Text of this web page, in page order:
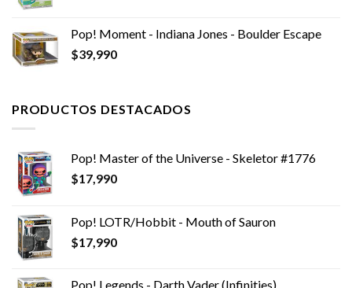
Pop! Moment - Indiana Jones - Boulder Escape
$39,990
PRODUCTOS DESTACADOS
Pop! Master of the Universe - Skeletor #1776
$17,990
Pop! LOTR/Hobbit - Mouth of Sauron
$17,990
Pop! Legends - Darth Vader (Infinities)